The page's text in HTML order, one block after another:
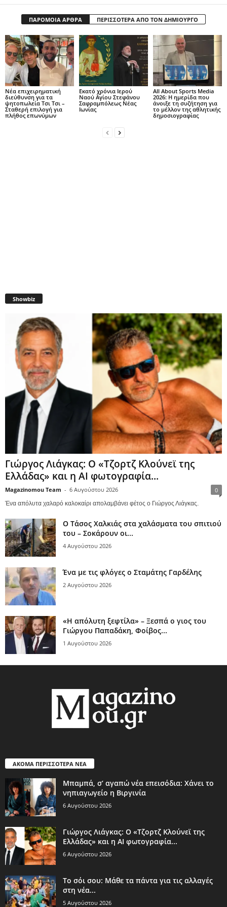
ΠΑΡΟΜΟΙΑ ΑΡΘΡΑ ΠΕΡΙΣΣΟΤΕΡΑ ΑΠΟ ΤΟΝ ΔΗΜΙΟΥΡΓΟ
Νέα επιχειρηματική
διεύθυνση για τα
ψητοπωλεία Τσι Τσι –
Σταθερή επιλογή για
πλήθος επωνύμων
Εκατό χρόνια Ιερού
Ναού Αγίου Στεφάνου
Σαφραμπόλεως Νέας
Ιωνίας
All About Sports Media
2026: Η ημερίδα που
άνοιξε τη συζήτηση για
το μέλλον της αθλητικής
δημοσιογραφίας
Showbiz
Γιώργος Λιάγκας: Ο «Τζορτζ Κλούνεϊ της
Ελλάδας» και η AI φωτογραφία...
Magazinomou Team - 6 Αυγούστου 2026 0
Ένα απόλυτα χαλαρό καλοκαίρι απολαμβάνει φέτος ο Γιώργος Λιάγκας.
Ο Τάσος Χαλκιάς στα χαλάσματα του σπιτιού
του – Σοκάρουν οι...
4 Αυγούστου 2026
Ένα με τις φλόγες ο Σταμάτης Γαρδέλης
2 Αυγούστου 2026
«Η απόλυτη ξεφτίλα» – Ξεσπά ο γιος του
Γιώργου Παπαδάκη, Φοίβος...
1 Αυγούστου 2026
ΑΚΟΜΑ ΠΕΡΙΣΣΟΤΕΡΑ ΝΕΑ
Μπαμπά, σ’ αγαπώ νέα επεισόδια: Χάνει το
νηπιαγωγείο η Βιργινία
6 Αυγούστου 2026
Γιώργος Λιάγκας: Ο «Τζορτζ Κλούνεϊ της
Ελλάδας» και η AI φωτογραφία...
6 Αυγούστου 2026
Το σόι σου: Μάθε τα πάντα για τις αλλαγές
στη νέα...
5 Αυγούστου 2026